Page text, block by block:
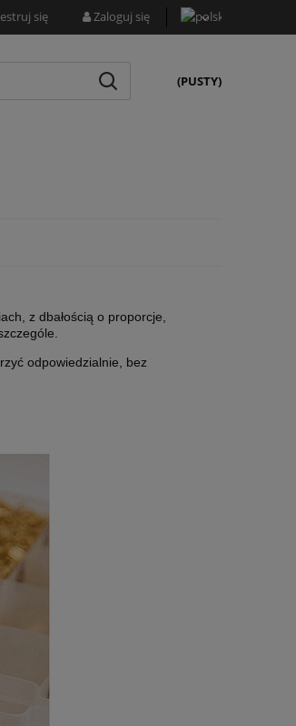
się Zaloguj się
(PUSTY)
z dbałością o proporcje,
odpowiedzialnie, bez